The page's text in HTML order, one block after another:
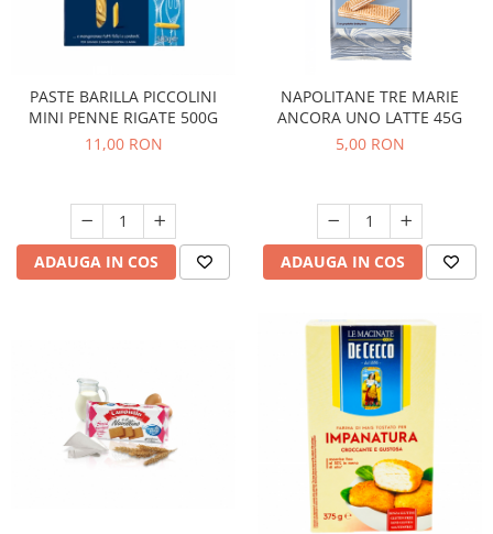
PASTE BARILLA PICCOLINI
MINI PENNE RIGATE 500G
11,00 RON
ADAUGA IN COS
NAPOLITANE TRE MARIE
ANCORA UNO LATTE 45G
5,00 RON
ADAUGA IN COS